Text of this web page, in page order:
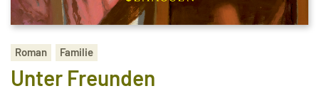
Roman Familie
Unter Freunden